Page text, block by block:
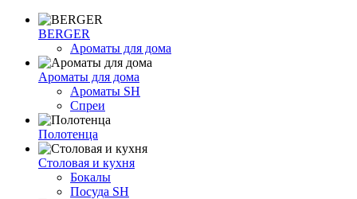
BERGER
Ароматы для дома
Ароматы для дома
Ароматы SH
Спреи
Полотенца
Столовая и кухня
Бокалы
Посуда SH